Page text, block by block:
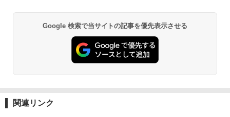
Google 検索で当サイトの記事を優先表示させる
関連リンク